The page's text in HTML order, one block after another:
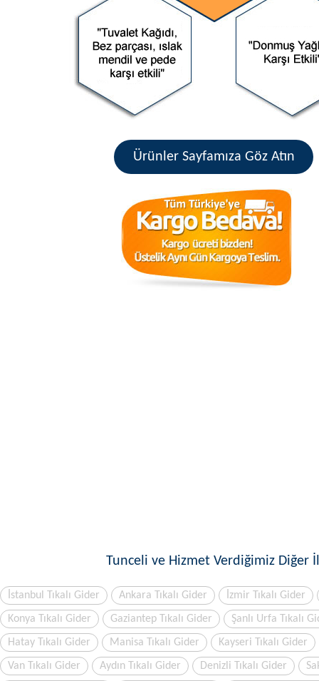
Ürünler Sayfamıza Göz Atın
Tunceli ve Hizmet Verdiğimiz Diğer
İstanbul Tıkalı Gider Ankara Tıkalı Gider İzmir Tıkalı Gider
Konya Tıkalı Gider Gaziantep Tıkalı Gider Şanlı Urfa Tıkalı
Hatay Tıkalı Gider Manisa Tıkalı Gider Kayseri Tıkalı Gider
Van Tıkalı Gider Aydın Tıkalı Gider Denizli Tıkalı Gider